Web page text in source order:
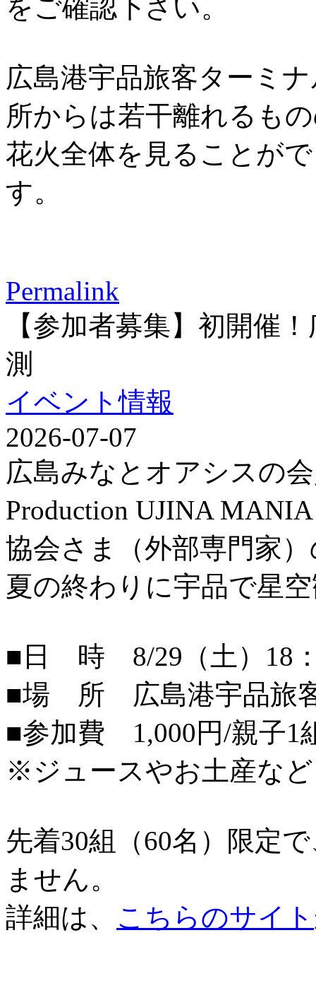
をご確認下さい。
広島港宇品旅客ターミ
所からは若干離れるも
花火全体を見ることが
す。
Permalink
【参加者募集】初開催
測
イベント情報
2026-07-07
広島みなとオアシスの
Production UJINA
協会さま（外部専門家
夏の終わりに宇品で星
■日 時 8/29（土）18
■場 所 広島港宇品旅
■参加費 1,000円/親子1
※ジュースやお土産な
先着30組（60名）限定
ません。
詳細は、 こちらのサイト